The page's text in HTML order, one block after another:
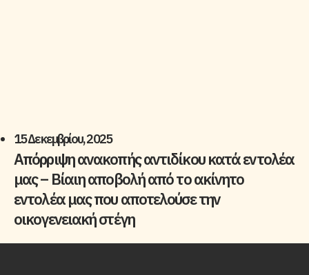
15 Δεκεμβρίου, 2025
Απόρριψη ανακοπής αντιδίκου κατά εντολέα
μας – Βίαιη αποβολή από το ακίνητο
εντολέα μας που αποτελούσε την
οικογενειακή στέγη